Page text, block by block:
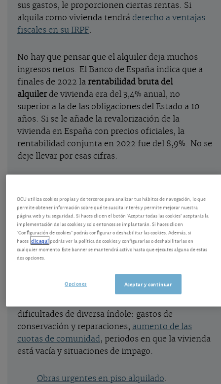
sus gastos, le proporcionen ciertas rentas. Si
alquila como vivienda tendrá derecho a ventajas
fiscales en su IRPF.
No hay que pensar que el alquiler deja muchos
ingresos netos. El Banco de España indica que a
finales de 2022 la rentabilidad bruta del
alquilerde vivienda era del 3,4% anual, no
superior a la de las obligaciones del Estado a 10
años. Si se le añade la revalorización de la
vivienda en España con precios oficiales, la
rentabilidad conjunta en 2022 fue del 8,9%. No se
deje llevar por esas cifras.
Barcelona: vea los barrios más rentables
Rentabilidad por alquiler en Sevilla.
que alquilan sus viviendas se observa que hay
algunos que sí obtienen buenas rentabilidades,
dificultades de diversa índole: gastos de
conservación y reparaciones, aumento de las
cuotas de comunidad, periodos en que la vivienda
está vacía y situaciones de impago.
Obras urgentes en piso alquilado.
OCU utiliza cookies propias y de terceros para analizar tus hábitos de navegación, lo que
permite obtener información sobre qué te suscita interés y permite mejorar nuestra
página web y tu seguridad. Si haces clic en el botón "Aceptar todas las cookies" aceptarás la
implementación de las cookies y solo entonces se implantarán. Si haces clic en
"Configuración de cookies" podrás configurar o deshabilitar las cookies. Además, si
haces clic aquípodrás ver la política de cookies y configurarlas o deshabilitarlas en
cualquier momento. Este banner se mantendrá activo hasta que ejecutes alguna de estas
dos opciones.
Aceptar y continuar
Opciones